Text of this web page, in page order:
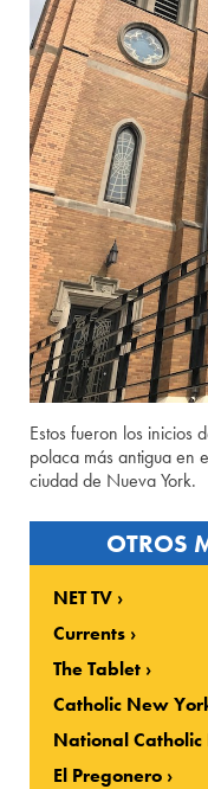
Estos fueron los inicios
polaca más antigua en
ciudad de Nueva York.
OTROS
NET TV
Currents
The Tablet
Catholic New
National Catholic
El Pregonero